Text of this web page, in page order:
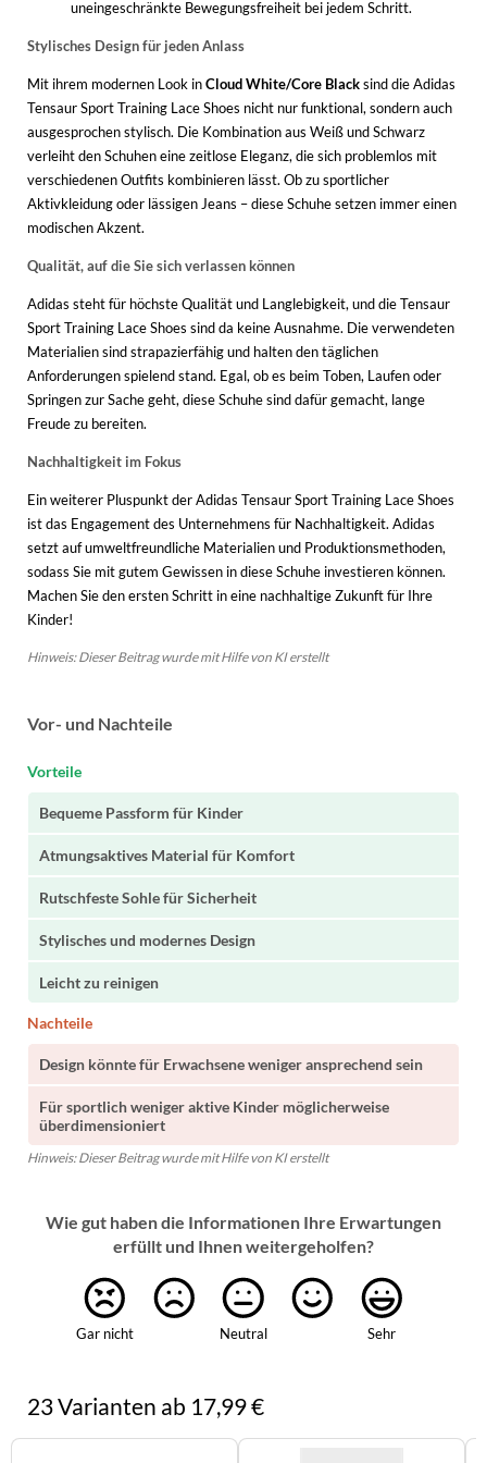
uneingeschränkte Bewegungsfreiheit bei jedem Schritt.
Stylisches Design für jeden Anlass
Mit ihrem modernen Look inCloud White/Core Blacksind die Adidas
Tensaur Sport Training Lace Shoes nicht nur funktional, sondern auch
ausgesprochen stylisch. Die Kombination aus Weiß und Schwarz
verleiht den Schuhen eine zeitlose Eleganz, die sich problemlos mit
verschiedenen Outfits kombinieren lässt. Ob zu sportlicher
Aktivkleidung oder lässigen Jeans – diese Schuhe setzen immer einen
modischen Akzent.
Qualität, auf die Sie sich verlassen können
Adidas steht für höchste Qualität und Langlebigkeit, und die Tensaur
Sport Training Lace Shoes sind da keine Ausnahme. Die verwendeten
Materialien sind strapazierfähig und halten den täglichen
Anforderungen spielend stand. Egal, ob es beim Toben, Laufen oder
Springen zur Sache geht, diese Schuhe sind dafür gemacht, lange
Freude zu bereiten.
Nachhaltigkeit im Fokus
Ein weiterer Pluspunkt der Adidas Tensaur Sport Training Lace Shoes
ist das Engagement des Unternehmens für Nachhaltigkeit. Adidas
setzt auf umweltfreundliche Materialien und Produktionsmethoden,
sodass Sie mit gutem Gewissen in diese Schuhe investieren können.
Machen Sie den ersten Schritt in eine nachhaltige Zukunft für Ihre
Kinder!
Hinweis: Dieser Beitrag wurde mit Hilfe von KI erstellt
Vor- und Nachteile
Vorteile
Bequeme Passform für Kinder
Atmungsaktives Material für Komfort
Rutschfeste Sohle für Sicherheit
Stylisches und modernes Design
Leicht zu reinigen
Nachteile
Design könnte für Erwachsene weniger ansprechend sein
Für sportlich weniger aktive Kinder möglicherweise
überdimensioniert
Hinweis: Dieser Beitrag wurde mit Hilfe von KI erstellt
Wie gut haben die Informationen Ihre Erwartungen
erfüllt und Ihnen weitergeholfen?
Gar nicht Neutral Sehr
23 Varianten ab 17,99 €